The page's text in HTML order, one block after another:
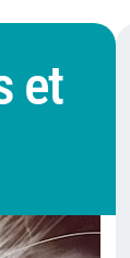
et